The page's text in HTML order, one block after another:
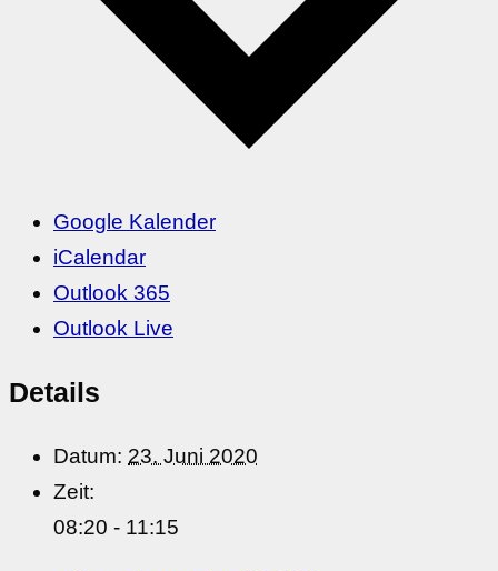
Google Kalender
iCalendar
Outlook 365
Outlook Live
Details
Datum: 23. Juni 2020
Zeit:
08:20 - 11:15